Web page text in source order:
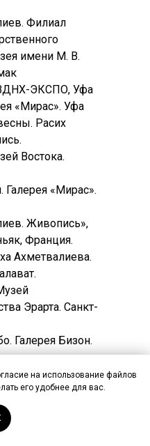
Филиал
имени М. В.
ЭКСПО, Уфа
«Мирас». Уфа
Расих
Востока.
Галерея «Мирас».
Живопись»,
Франция.
Ахметвалиева.
Эрарта. Санкт-
Галерея Бизон.
Галерея
А.Э.
на использование файлов
его удобнее для вас.